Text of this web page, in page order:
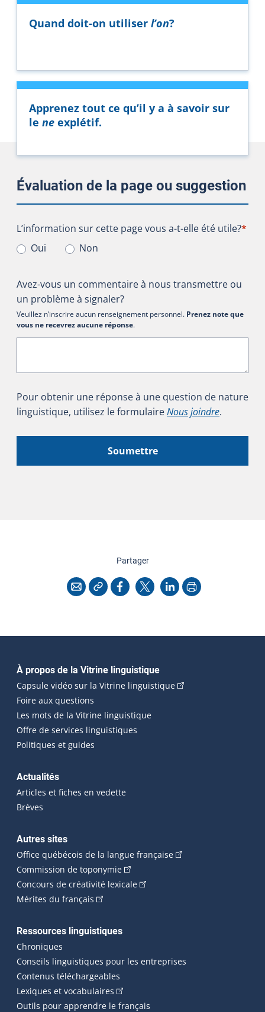
Quand doit-on utiliser l’on?
Apprenez tout ce qu’il y a à savoir sur
le ne explétif.
Évaluation de la page ou suggestion
L’information sur cette page vous a-t-elle été utile?
L’information sur cette page vous a-t-elle été utile?*
Oui
Non
Avez-vous un commentaire à nous transmettre ou
un problème à signaler?
Veuillez n’inscrire aucun renseignement personnel. Prenez note que
vous ne recevrez aucune réponse.
Pour obtenir une réponse à une question de nature
linguistique, utilisez le formulaireNous joindre.
Soumettre
Partagercette page
CourrielCopier l'adresse
Facebook
X LinkedInImprimer
Navigation principale
À propos de la Vitrine linguistique
Capsule vidéo sur la Vitrine linguistique(Cet hyperlien
Foire aux questions
Les mots de la Vitrine linguistique
Offre de services linguistiques
Politiques et guides
Actualités
Articles et fiches en vedette
Brèves
Autres sites
Office québécois de la langue française(Cet hyperlien
Commission de toponymie(Cet hyperlien externe s'ouvrira
Concours de créativité lexicale(Cet hyperlien externe
Mérites du français (Cet hyperlien externe s'ouvrira dans une
Ressources linguistiques
Chroniques
Conseils linguistiques pour les entreprises
Contenus téléchargeables
Lexiques et vocabulaires (Cet hyperlien externe s'ouvrira
Outils pour apprendre le français